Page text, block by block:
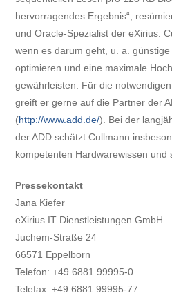
hervorragendes Ergebnis“,
und Oracle-Spezialist der eXirius.
wenn es darum geht, u. a.
optimieren und eine maximale
gewährleisten. Für die
greift er gerne auf die Partner der
(http://www.add.de/). Bei der
der ADD schätzt Cullmann
kompetenten Hardwarewissen und
Pressekontakt
Jana Kiefer
eXirius IT Dienstleistungen GmbH
Juchem-Straße 24
66571 Eppelborn
Telefon: +49 6881 99995-0
Telefax: +49 6881 99995-77